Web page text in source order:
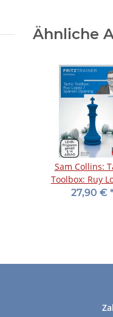
Ähnliche
Sam Collins:
Toolbox: Ruy
Spanish Opening
27,90 € *